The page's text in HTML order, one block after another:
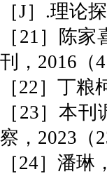
［J］.理论
［21］陈
刊，2016（
［22］丁
［23］本
察，2023（
［24］潘